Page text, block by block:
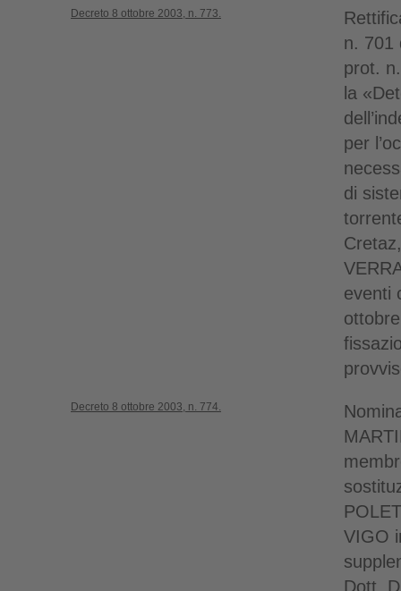
Decreto 8 ottobre 2003, n. 773.
n. 701
prot.
la
per
di
eventi
Decreto 8 ottobre 2003, n. 774.
VIGO
Dott.